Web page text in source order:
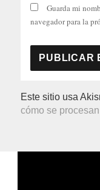
Guarda mi
navegador para la
Este sitio usa
cómo se